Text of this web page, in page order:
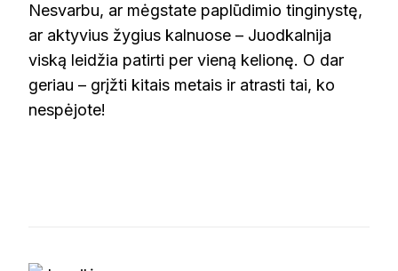
Nesvarbu, ar mėgstate paplūdimio tinginystę,
ar aktyvius žygius kalnuose – Juodkalnija
viską leidžia patirti per vieną kelionę. O dar
geriau – grįžti kitais metais ir atrasti tai, ko
nespėjote!